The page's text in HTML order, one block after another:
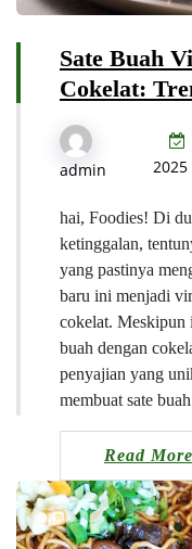
Sate Buah
Cokelat:
admin
2025
hai, Foodies! Di
ketinggalan,
yang pastinya
baru ini menjadi
cokelat. Meskipun
buah dengan
penyajian yang
membuat sate
Read More